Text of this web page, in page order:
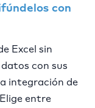
con
Excel sin
con sus
integración de
entre